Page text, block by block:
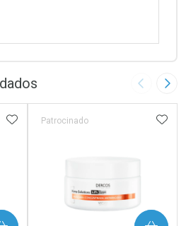
Imagem
ADICIONAR AOS FAVORITOS
Patrocinado